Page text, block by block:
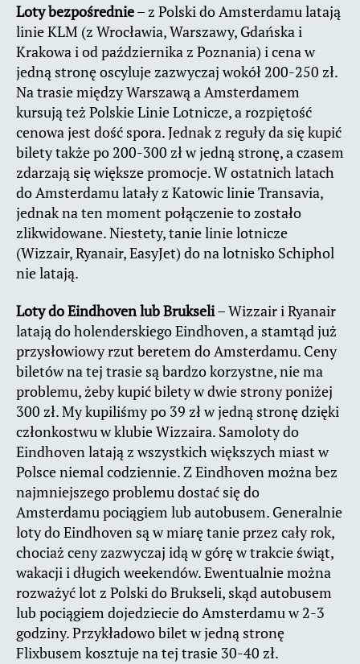
Loty bezpośrednie– z Polski do Amsterdamu latają
linie KLM (z Wrocławia, Warszawy, Gdańska i
Krakowa i od października z Poznania) i cena w
jedną stronę oscyluje zazwyczaj wokół 200-250 zł.
Na trasie między Warszawą a Amsterdamem
kursują też Polskie Linie Lotnicze, a rozpiętość
cenowa jest dość spora. Jednak z reguły da się kupić
bilety także po 200-300 zł w jedną stronę, a czasem
zdarzają się większe promocje. W ostatnich latach
do Amsterdamu latały z Katowic linie Transavia,
jednak na ten moment połączenie to zostało
zlikwidowane. Niestety, tanie linie lotnicze
(Wizzair, Ryanair, EasyJet) do na lotnisko Schiphol
nie latają.
Loty do Eindhoven lub Brukseli– Wizzair i Ryanair
latają do holenderskiego Eindhoven, a stamtąd już
przysłowiowy rzut beretem do Amsterdamu. Ceny
biletów na tej trasie są bardzo korzystne, nie ma
problemu, żeby kupić bilety w dwie strony poniżej
300 zł. My kupiliśmy po 39 zł w jedną stronę dzięki
członkostwu w klubie Wizzaira. Samoloty do
Eindhoven latają z wszystkich większych miast w
Polsce niemal codziennie. Z Eindhoven można bez
najmniejszego problemu dostać się do
Amsterdamu pociągiem lub autobusem. Generalnie
loty do Eindhoven są w miarę tanie przez cały rok,
chociaż ceny zazwyczaj idą w górę w trakcie świąt,
wakacji i długich weekendów. Ewentualnie można
rozważyć lot z Polski do Brukseli, skąd autobusem
lub pociągiem dojedziecie do Amsterdamu w 2-3
godziny. Przykładowo bilet w jedną stronę
Flixbusem kosztuje na tej trasie 30-40 zł.